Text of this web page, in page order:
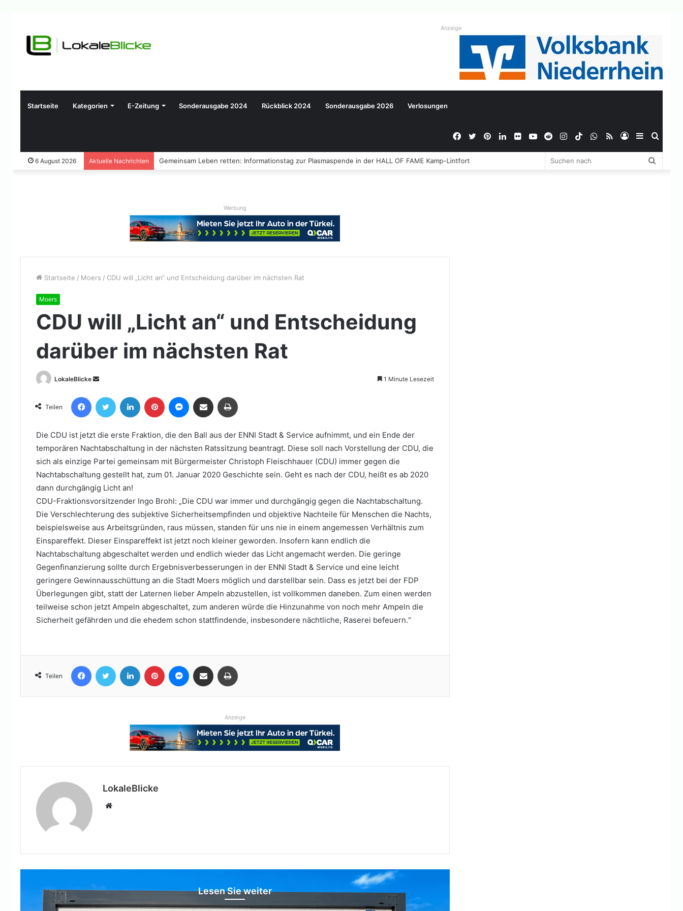
Anzeige
Startseite Kategorien E-Zeitung Sonderausgabe 2024 Rückblick 2024 Sonderausgabe 2026 Verlosungen
Sidebar
Anmelden
RSS
WhatsApp
TikTok
Instagram
Reddit
YouTube
Flickr
LinkedIn
Pinterest
Twitter
Facebook
6 August 2026 Aktuelle Nachrichten Gemeinsam Leben retten: Informationstag zur Plasmaspende in der HALL OF FAME Kamp-Lintfort
Werbung
Startseite / Moers / CDU will „Licht an“ und Entscheidung darüber im nächsten Rat
Moers
CDU will „Licht an“ und Entscheidung
darüber im nächsten Rat
LokaleBlicke
Sende
eine
E-
1 Minute Lesezeit
Teilen
FacebookTwitter LinkedIn Pinterest Messenger
Teile per E-Mail
Die CDU ist jetzt die erste Fraktion, die den Ball aus der ENNI Stadt & Service aufnimmt, und ein Ende der
temporären Nachtabschaltung in der nächsten Ratssitzung beantragt. Diese soll nach Vorstellung der CDU, die
sich als einzige Partei gemeinsam mit Bürgermeister Christoph Fleischhauer (CDU) immer gegen die
Nachtabschaltung gestellt hat, zum 01. Januar 2020 Geschichte sein. Geht es nach der CDU, heißt es ab 2020
dann durchgängig Licht an!
CDU-Fraktionsvorsitzender Ingo Brohl: „Die CDU war immer und durchgängig gegen die Nachtabschaltung.
Die Verschlechterung des subjektive Sicherheitsempfinden und objektive Nachteile für Menschen die Nachts,
beispielsweise aus Arbeitsgründen, raus müssen, standen für uns nie in einem angemessen Verhältnis zum
Einspareffekt. Dieser Einspareffekt ist jetzt noch kleiner geworden. Insofern kann endlich die
Nachtabschaltung abgeschaltet werden und endlich wieder das Licht angemacht werden. Die geringe
Gegenfinanzierung sollte durch Ergebnisverbesserungen in der ENNI Stadt & Service und eine leicht
geringere Gewinnausschüttung an die Stadt Moers möglich und darstellbar sein. Dass es jetzt bei der FDP
Überlegungen gibt, statt der Laternen lieber Ampeln abzustellen, ist vollkommen daneben. Zum einen werden
teilweise schon jetzt Ampeln abgeschaltet, zum anderen würde die Hinzunahme von noch mehr Ampeln die
Sicherheit gefährden und die ehedem schon stattfindende, insbesondere nächtliche, Raserei befeuern.“
Teilen
FacebookTwitter LinkedIn Pinterest Messenger
Teile per E-Mail
Anzeige
LokaleBlicke
Webseite
Lesen Sie weiter